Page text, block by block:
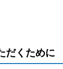
だくために